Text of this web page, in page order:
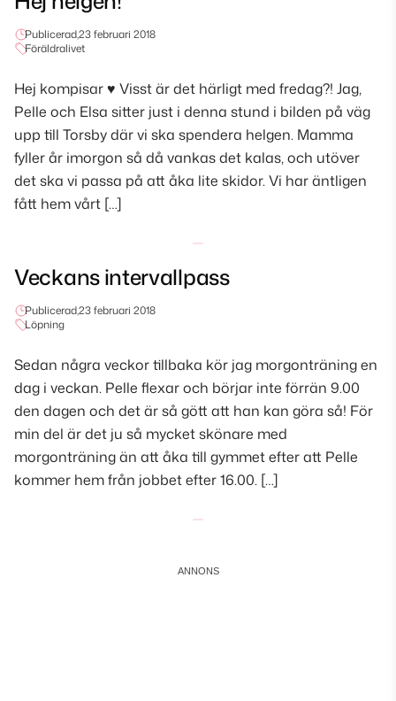
Publicerad,23 februari 2018
Föräldralivet
Hej kompisar ♥ Visst är det härligt med fredag?! Jag,
Pelle och Elsa sitter just i denna stund i bilden på väg
upp till Torsby där vi ska spendera helgen. Mamma
fyller år imorgon så då vankas det kalas, och utöver
det ska vi passa på att åka lite skidor. Vi har äntligen
fått hem vårt […]
Veckans intervallpass
Publicerad,23 februari 2018
Löpning
Sedan några veckor tillbaka kör jag morgonträning en
dag i veckan. Pelle flexar och börjar inte förrän 9.00
den dagen och det är så gött att han kan göra så! För
min del är det ju så mycket skönare med
morgonträning än att åka till gymmet efter att Pelle
kommer hem från jobbet efter 16.00. […]